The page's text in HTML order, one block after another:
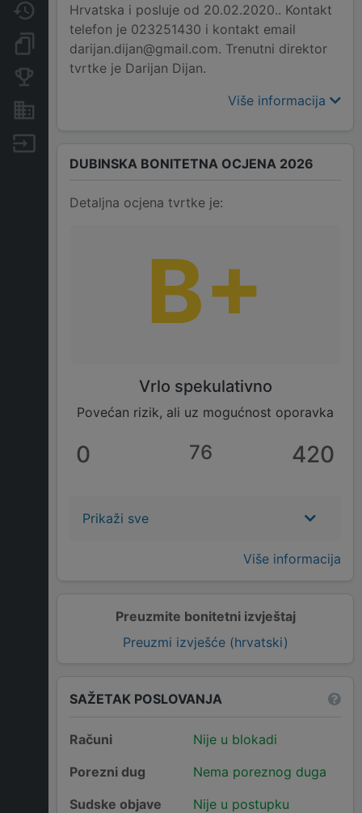
Promjene
Dokumenti i objave
Konkurentske tvrtke
Izvoz
Hrvatska i posluje od 20.02.2020.. Kontakt
telefon je 023251430 i kontakt email
darijan.dijan@gmail.com. Trenutni direktor
tvrtke je Darijan Dijan.
Više informacija
Preuzmite bonitetni izvještaj
Preuzmi izvješće (hrvatski)
DUBINSKA BONITETNA OCJENA 2026
Detaljna ocjena tvrtke je:
B+
Vrlo spekulativno
Povećan rizik, ali uz mogućnost oporavka
0 76 420
Prikaži sve
Više informacija
SAŽETAK POSLOVANJA
Računi
Nije u blokadi
Porezni dug
Nema poreznog duga
Sudske objave
Nije u postupku